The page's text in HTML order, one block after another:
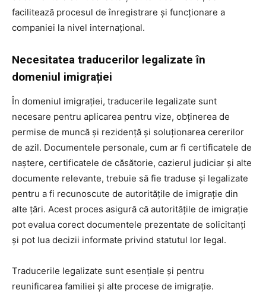
facilitează procesul de înregistrare și funcționare a
companiei la nivel internațional.
Necesitatea traducerilor legalizate în
domeniul imigrației
În domeniul imigrației, traducerile legalizate sunt
necesare pentru aplicarea pentru vize, obținerea de
permise de muncă și rezidență și soluționarea cererilor
de azil. Documentele personale, cum ar fi certificatele de
naștere, certificatele de căsătorie, cazierul judiciar și alte
documente relevante, trebuie să fie traduse și legalizate
pentru a fi recunoscute de autoritățile de imigrație din
alte țări. Acest proces asigură că autoritățile de imigrație
pot evalua corect documentele prezentate de solicitanți
și pot lua decizii informate privind statutul lor legal.
Traducerile legalizate sunt esențiale și pentru
reunificarea familiei și alte procese de imigrație.